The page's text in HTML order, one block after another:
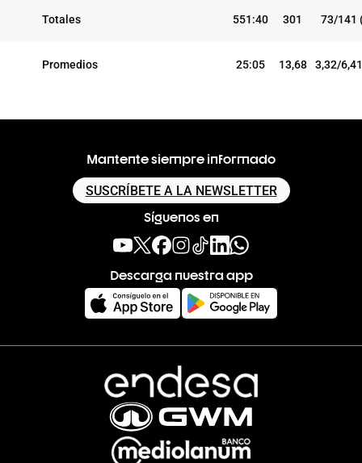
Totales 551:40 301 73/141
Promedios 25:05 13,68 3,32/
Mantente siempre informado
SUSCRÍBETE A LA NEWSLETTER
Síguenos en
Descarga nuestra app